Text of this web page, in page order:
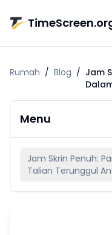
Rumah / Blog / Jam
Menu
Jam Skrin Penuh:
Talian Terunggul